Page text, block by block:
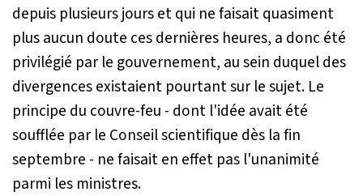
depuis plusieurs jours et qui ne faisait quasiment
plus aucun doute ces dernières heures, a donc été
privilégié par le gouvernement, au sein duquel des
divergences existaient pourtant sur le sujet. Le
principe du couvre-feu - dont l'idée avait été
soufflée par le Conseil scientifique dès la fin
septembre - ne faisait en effet pas l'unanimité
parmi les ministres.